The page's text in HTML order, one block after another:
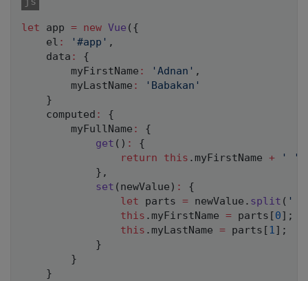
let app = new Vue ( {
    el
: '#app' ,
    data
:
{
        myFirstName
: 'Adnan' ,
        myLastName
:
'Babakan'
}
    computed
:
{
        myFullName
:
{
get ( ) :
{
return
this . myFirstName + ' '
} ,
set ( newValue ) :
{
let parts = newValue . split ( ' '
this . myFirstName = parts [0] ;
this . myLastName = parts [ 1] ;
}
}
}